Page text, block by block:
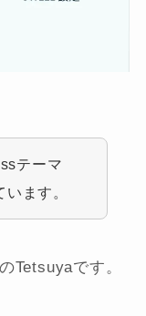
テーマ
います。
Tetsuyaです。